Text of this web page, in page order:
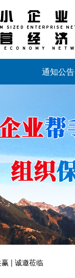
通知公告
年劳动节放假通知
专业委员会成立大会
函
| 诚邀莅临